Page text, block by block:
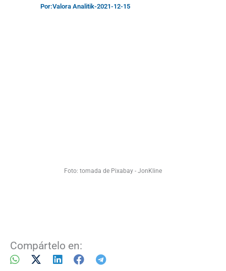
Por:Valora Analitik-2021-12-15
Foto: tomada de Pixabay - JonKline
Compártelo en: